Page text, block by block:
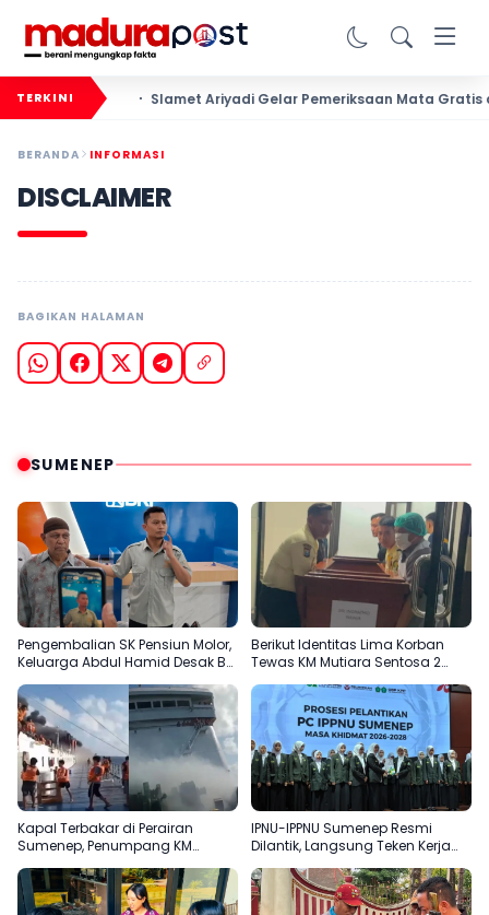
TERKINI Slamet Ariyadi Gelar Pemeriksaan Mata Gratis di
BERANDA INFORMASI
DISCLAIMER
BAGIKAN HALAMAN
SUMENEP
Pengembalian SK Pensiun Molor,
Keluarga Abdul Hamid Desak BRI
Sumenep Tepati Komitmen
Berikut Identitas Lima Korban
Tewas KM Mutiara Sentosa 2
Terungkap
Kapal Terbakar di Perairan
Sumenep, Penumpang KM
IPNU-IPPNU Sumenep Resmi
Dilantik, Langsung Teken Kerja
Kampus